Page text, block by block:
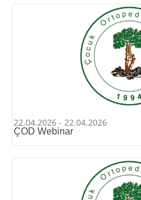
22.04.2026 - 22.04.2026
ÇOD Webinar